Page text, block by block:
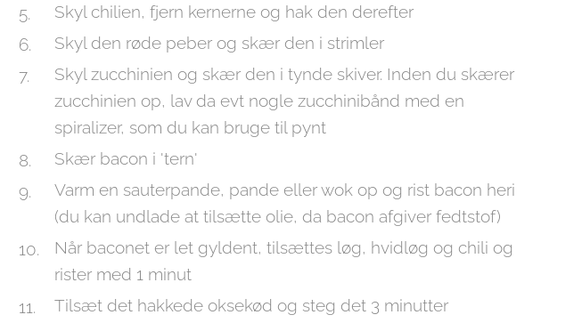
Skyl chilien, fjern kernerne og hak den derefter
Skyl den røde peber og skær den i strimler
Skyl zucchinien og skær den i tynde skiver. Inden du skærer
zucchinien op, lav da evt nogle zucchinibånd med en
spiralizer, som du kan bruge til pynt
Skær bacon i 'tern'
Varm en sauterpande, pande eller wok op og rist bacon heri
(du kan undlade at tilsætte olie, da bacon afgiver fedtstof)
Når baconet er let gyldent, tilsættes løg, hvidløg og chili og
rister med 1 minut
Tilsæt det hakkede oksekød og steg det 3 minutter